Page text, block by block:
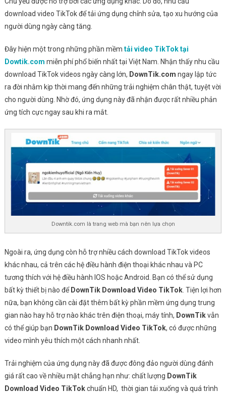
download video TikTok để tải ứng dụng chỉnh sửa, tạo xu hướng của
người dùng ngày càng tăng.
Đây hiện một trong những phần mềm tải video TikTok tại
Dowtik.com miễn phí phổ biến nhất tại Việt Nam. Nhận thấy nhu cầu
download TikTok videos ngày càng lớn, DownTik.com ngay lập tức
ra đời nhằm kịp thời mang đến những trải nghiệm chân thật, tuyệt vời
cho người dùng. Nhờ đó, ứng dụng này đã nhận được rất nhiều phản
ứng tích cực ngay sau khi ra mắt.
Downtik.com là trang web mà bạn nên lựa chọn
Ngoài ra, ứng dụng còn hỗ trợ nhiều cách download TikTok videos
khác nhau, cả trên các hệ điều hành điện thoại khác nhau và PC
tương thích với hệ điều hành IOS hoặc Android. Bạn có thể sử dụng
bất kỳ thiết bị nào để DownTik Download Video TikTok. Tiện lợi hơn
nữa, bạn không cần cài đặt thêm bất kỳ phần mềm ứng dụng trung
gian nào hay hỗ trợ nào khác trên điện thoại, máy tính, DownTikvẫn
có thể giúp bạn DownTik Download Video TikTok, có được những
video mình yêu thích một cách nhanh nhất.
Trải nghiệm của ứng dụng này đã được đông đảo người dùng đánh
giá rất cao về nhiều mặt chẳng hạn như: chất lượng DownTik
Download Video TikTokchuẩn HD, thời gian tải xuống và quá trình